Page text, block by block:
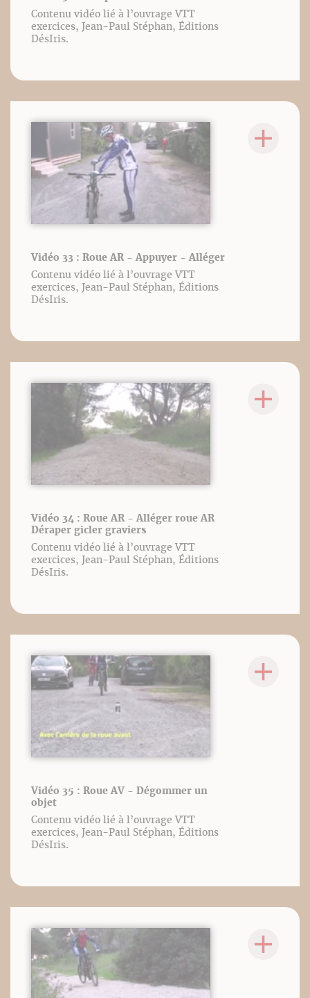
Contenu vidéo lié à l’ouvrage VTT
exercices, Jean-Paul Stéphan, Éditions
DésIris.
Vidéo 33 : Roue AR - Appuyer - Alléger
Contenu vidéo lié à l’ouvrage VTT
exercices, Jean-Paul Stéphan, Éditions
DésIris.
Vidéo 34 : Roue AR - Alléger roue AR
Déraper gicler graviers
Contenu vidéo lié à l’ouvrage VTT
exercices, Jean-Paul Stéphan, Éditions
DésIris.
Vidéo 35 : Roue AV - Dégommer un
objet
Contenu vidéo lié à l’ouvrage VTT
exercices, Jean-Paul Stéphan, Éditions
DésIris.